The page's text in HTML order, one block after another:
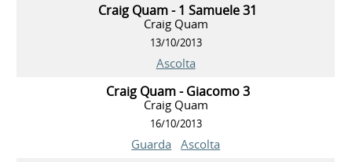
Craig Quam - 1 Samuele 31
Craig Quam
13/10/2013
Ascolta
Craig Quam - Giacomo 3
Craig Quam
16/10/2013
Guarda Ascolta